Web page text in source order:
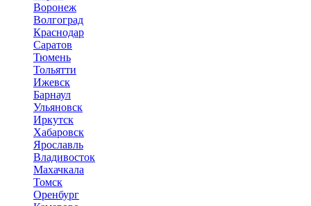
Воронеж
Волгоград
Краснодар
Саратов
Тюмень
Тольятти
Ижевск
Барнаул
Ульяновск
Иркутск
Хабаровск
Ярославль
Владивосток
Махачкала
Томск
Оренбург